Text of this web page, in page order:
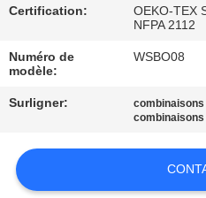
NOUS
DEMANDEZ
UNE
CITATION
Certification:
OEKO-TEX
NFPA 2112
Numéro de
modèle:
WSBO08
Surligner: